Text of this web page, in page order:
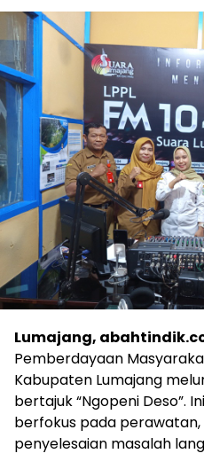
Lumajang,
Pemberdayaan
Kabupaten Lumajang
bertajuk “Ngopeni Deso”.
berfokus pada
penyelesaian masalah